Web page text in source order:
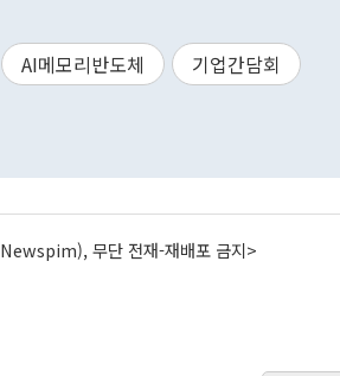
AI메모리반도체
기업간담회
무단 전재-재배포 금지>